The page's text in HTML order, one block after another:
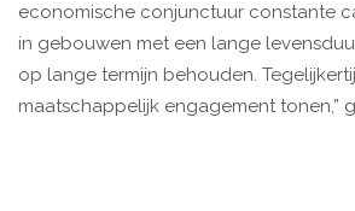
economische conjunctuur constante
in gebouwen met een lange
op lange termijn behouden.
maatschappelijk engagement tonen,”